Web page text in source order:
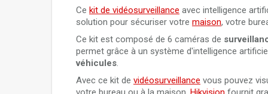
Ce kit de vidéosurveillance avec intelligence
solution pour sécuriser votre maison, votre
Ce kit est composé de 6 caméras de
permet grâce à un système d'intelligence
véhicules
Avec ce kit de vidéosurveillance vous pouvez